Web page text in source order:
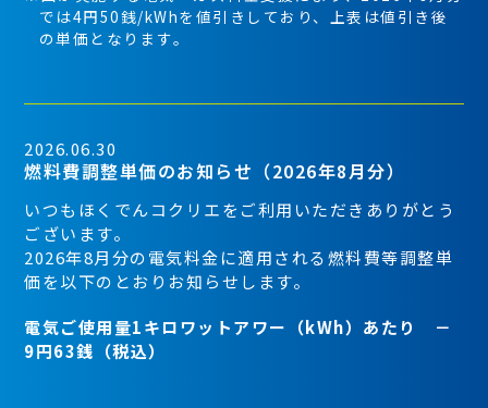
では4円50銭/kWhを値引きしており、上表は値引き後
の単価となります。
2026.06.30
燃料費調整単価のお知らせ（2026年8月分）
いつもほくでんコクリエをご利用いただきありがとう
ございます。
2026年8月分の電気料金に適用される燃料費等調整単
価を以下のとおりお知らせします。
電気ご使用量1キロワットアワー（kWh）あたり －
9円63銭（税込）